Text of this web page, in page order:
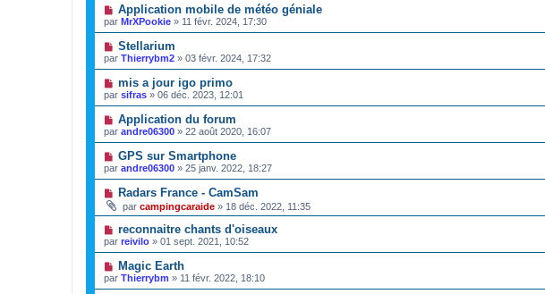
Application mobile de météo géniale
par MrXPookie » 11 févr. 2024, 17:30
Stellarium
par Thierrybm2 » 03 févr. 2024, 17:32
mis a jour igo primo
par sifras » 06 déc. 2023, 12:01
Application du forum
par andre06300 » 22 août 2020, 16:07
GPS sur Smartphone
par andre06300 » 25 janv. 2022, 18:27
Radars France - CamSam
par campingcaraide » 18 déc. 2022, 11:35
reconnaitre chants d'oiseaux
par reivilo » 01 sept. 2021, 10:52
Magic Earth
par Thierrybm » 11 févr. 2022, 18:10